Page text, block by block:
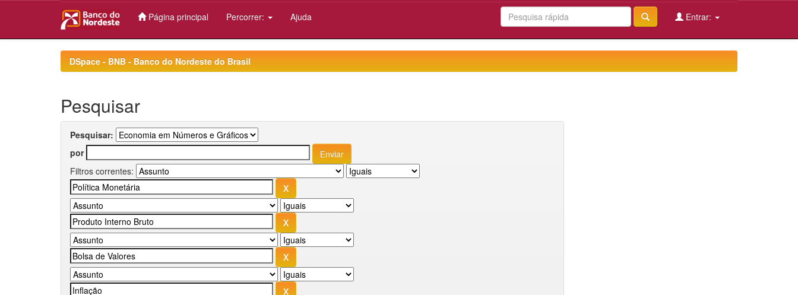
Página principal Percorrer: Ajuda Entrar:
DSpace - BNB - Banco do Nordeste do Brasil
Pesquisar
Pesquisar:
por
Filtros correntes: